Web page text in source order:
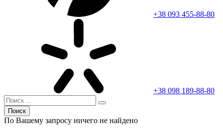
+38 093 455-88-80
+38 098 189-88-80
Поиск
По Вашему запросу ничего не найдено